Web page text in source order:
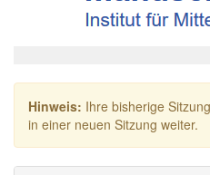
Hinweis: Ihre bisherige
in einer neuen Sitzung weiter.